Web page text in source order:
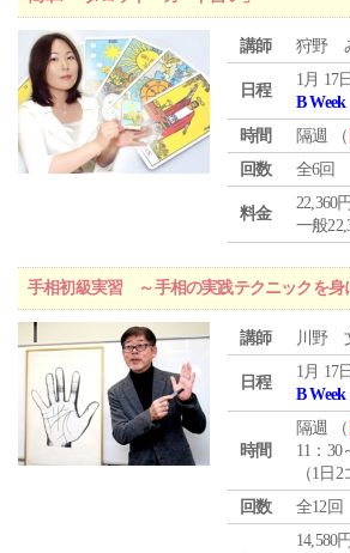
講師 狩野
日程
1月 17
B Week
時間
隔週 （
回数
全6回
料金
22,360円
一般
手相初級実習 ～手相の実践テクニックを身
講師 川野
日程
1月 17
B Week
時間
隔週 （
11：30
（1日2
回数
全12回
14,580